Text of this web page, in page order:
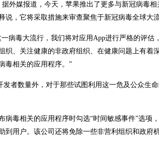
据外媒报道，今天，苹果推出了更多与新冠病
说，它将采取措施来审查聚焦于新冠病毒全球
病毒大流行，我们将对应用App进行严格的评
织、关注健康的非政府组织、在健康问题上有
毒相关的应用程序。”
发者数量外，对于那些试图利用这一危及公众生
病毒相关的应用程序时勾选“时间敏感事件”选
到用户。该公司还将免除一些非营利组织和政